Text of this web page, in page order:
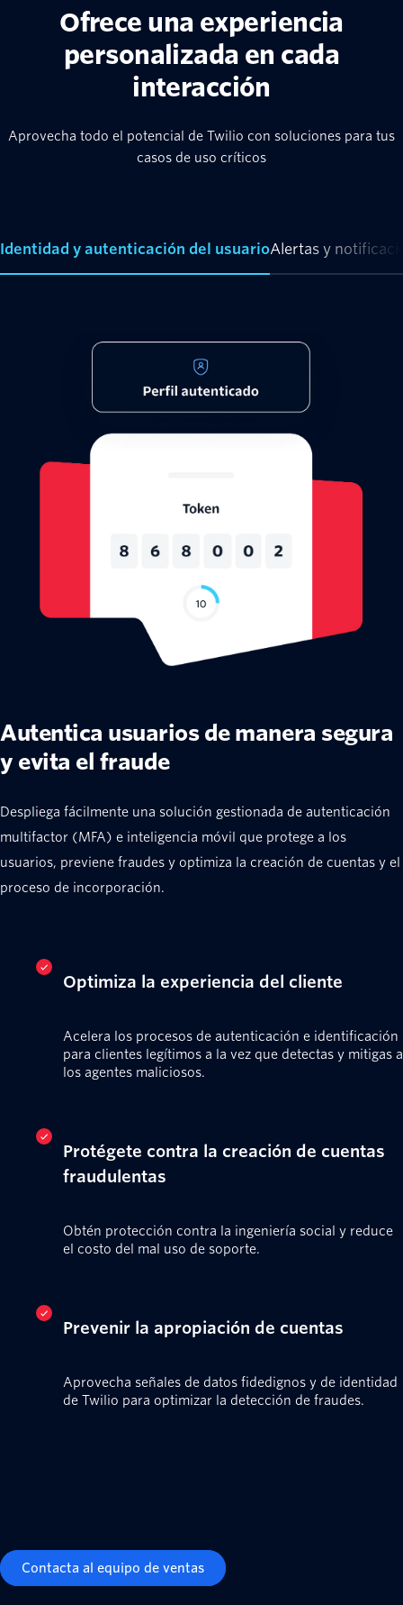
Ofrece una experiencia
personalizada en cada
interacción
Aprovecha todo el potencial de Twilio con soluciones para tus
casos de uso críticos
Identidad y autenticación del usuarioAlertas y
Autentica usuarios de manera segura
y evita el fraude
Despliega fácilmente una solución gestionada de autenticación
multifactor (MFA) e inteligencia móvil que protege a los
usuarios, previene fraudes y optimiza la creación de cuentas y el
proceso de incorporación.
Optimiza la experiencia del cliente
Acelera los procesos de autenticación e identificación
para clientes legítimos a la vez que detectas y mitigas a
los agentes maliciosos.
Protégete contra la creación de cuentas
fraudulentas
Obtén protección contra la ingeniería social y reduce
el costo del mal uso de soporte.
Prevenir la apropiación de cuentas
Aprovecha señales de datos fidedignos y de identidad
de Twilio para optimizar la detección de fraudes.
Contacta al equipo de ventas